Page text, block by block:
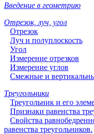
Введение в геометрию
Отрезок, луч, угол
Отрезок
Луч и полуплоскость
Угол
Измерение отрезков
Измерение углов
Смежные и
Треугольники
Треугольник и его
Признаки равенства
Свойства
равенства треугольников.